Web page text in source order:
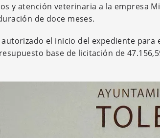
y atención veterinaria a la empresa
de doce meses.
autorizado el inicio del expediente
base de licitación de